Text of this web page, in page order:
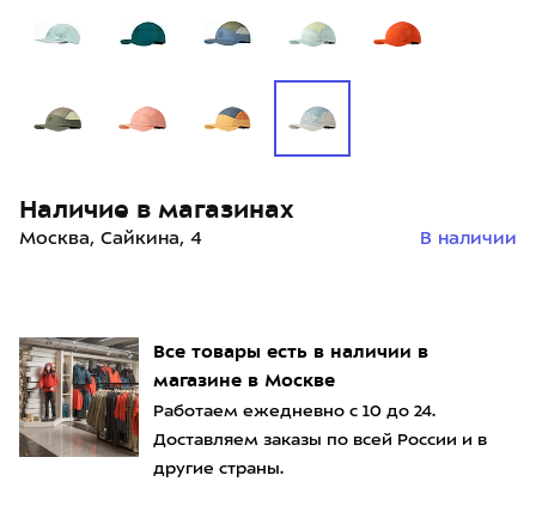
Все товары есть в наличии в
магазине в Москве
Работаем ежедневно с 10 до 24.
Доставляем заказы по всей России и в
другие страны.
Наличие в магазинах
Москва, Сайкина, 4 В наличии